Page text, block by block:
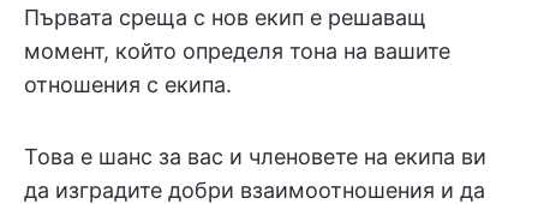
Първата среща с нов екип е решаващ
момент, който определя тона на вашите
отношения с екипа.
Това е шанс за вас и членовете на екипа ви
да изградите добри взаимоотношения и да